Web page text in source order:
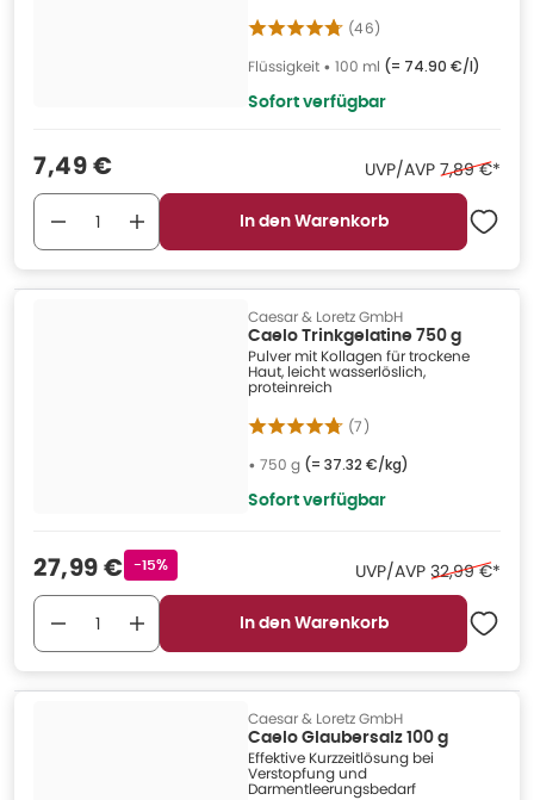
(46)
Flüssigkeit • 100 ml (= 74.90 €/l)
Sofort verfügbar
Verkaufspreis
7,49 € UVP/AVP Ehemaliger
7,89 €*
In den Warenkorb
Caesar & Loretz GmbH
Caelo Trinkgelatine 750 g
Pulver mit Kollagen für trockene
Haut, leicht wasserlöslich,
proteinreich
(7)
• 750 g (= 37.32 €/kg)
Sofort verfügbar
Verkaufspreis
27,99 € Rabattstempel
-15% UVP/AVP Ehemaliger
32,99 €*
In den Warenkorb
Caesar & Loretz GmbH
Caelo Glaubersalz 100 g
Effektive Kurzzeitlösung bei
Verstopfung und
Darmentleerungsbedarf